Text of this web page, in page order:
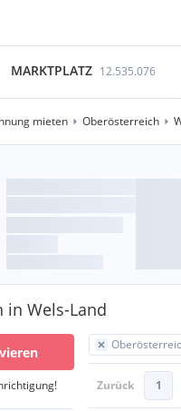
MARKTPLATZ 12.535.076
mieten Oberösterreich
in Wels-Land
Zurück 1